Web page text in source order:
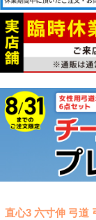
直心3 六寸伸 弓道